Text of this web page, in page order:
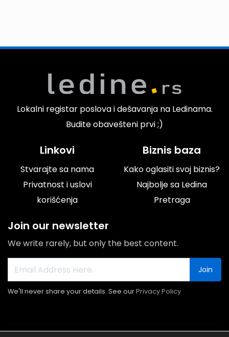
Lokalni registar poslova i dešavanja na Ledinama.
Budite obavešteni prvi ;)
Linkovi
Stvarajte sa nama
Privatnost i uslovi
korišćenja
Biznis baza
Kako oglasiti svoj biznis?
Najbolje sa Ledina
Pretraga
Join our newsletter
We write rarely, but only the best content.
Join
We'll never share your details. See ourPrivacy Policy